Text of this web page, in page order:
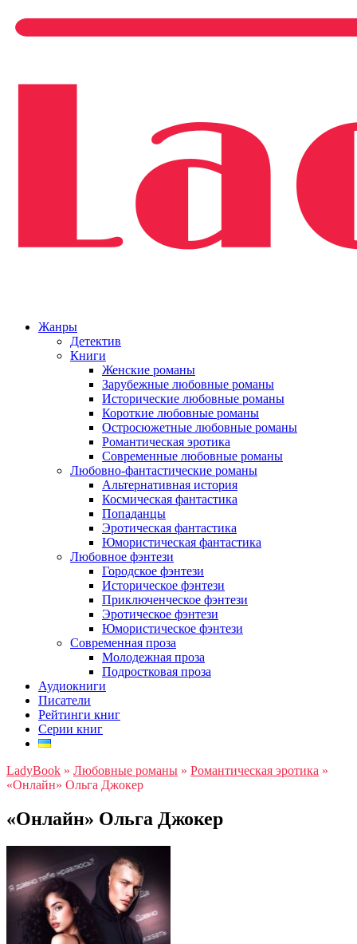
Жанры
Детектив
Книги
Женские романы
Зарубежные любовные романы
Исторические любовные романы
Короткие любовные романы
Остросюжетные любовные романы
Романтическая эротика
Современные любовные романы
Любовно-фантастические романы
Альтернативная история
Космическая фантастика
Попаданцы
Эротическая фантастика
Юмористическая фантастика
Любовное фэнтези
Городское фэнтези
Историческое фэнтези
Приключенческое фэнтези
Эротическое фэнтези
Юмористическое фэнтези
Современная проза
Молодежная проза
Подростковая проза
Аудиокниги
Писатели
Рейтинги книг
Серии книг
LadyBook » Любовные романы » Романтическая эротика »
«Онлайн» Ольга Джокер
«Онлайн» Ольга Джокер